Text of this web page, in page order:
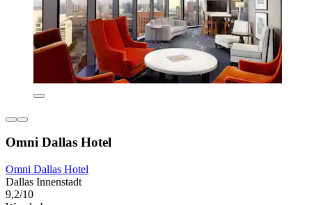
Omni Dallas Hotel
Omni Dallas Hotel
Dallas Innenstadt
9,2/10